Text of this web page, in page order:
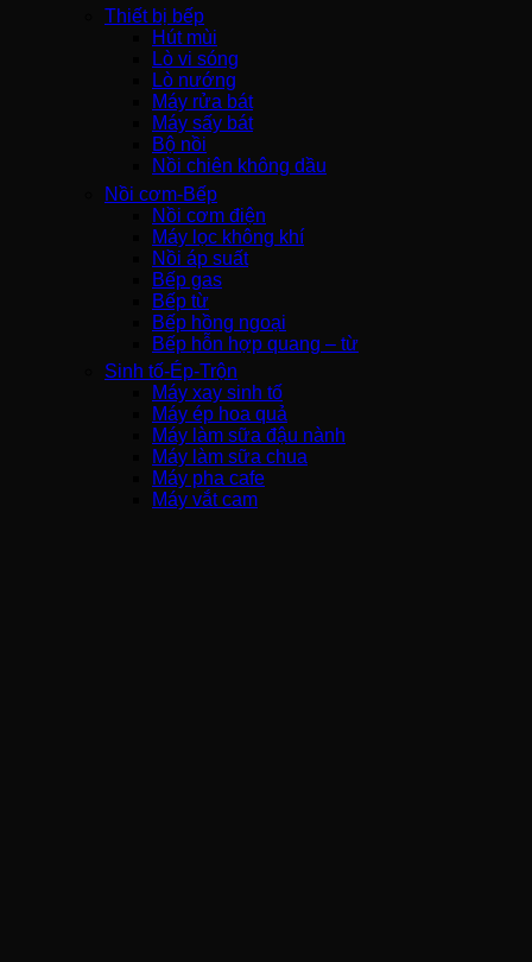
Thiết bị bếp
Hút mùi
Lò vi sóng
Lò nướng
Máy rửa bát
Máy sấy bát
Bộ nồi
Nồi chiên không dầu
Nồi cơm-Bếp
Nồi cơm điện
Máy lọc không khí
Nồi áp suất
Bếp gas
Bếp từ
Bếp hồng ngoại
Bếp hỗn hợp quang – từ
Sinh tố-Ép-Trộn
Máy xay sinh tố
Máy ép hoa quả
Máy làm sữa đậu nành
Máy làm sữa chua
Máy pha cafe
Máy vắt cam